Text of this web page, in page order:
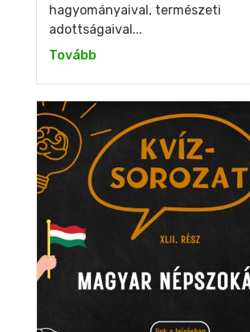
hagyományaival, természeti
adottságaival...
Tovább